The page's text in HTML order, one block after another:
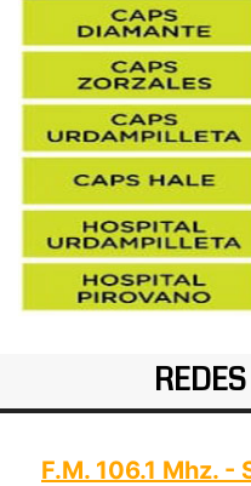
F.M. 106.1 Mhz. -